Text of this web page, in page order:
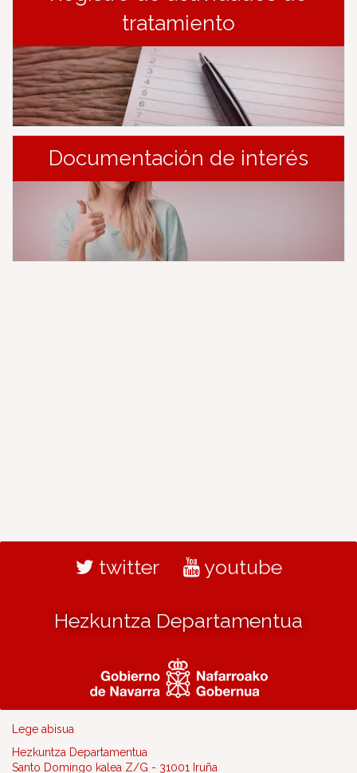
tratamiento
Documentación de interés
twitter youtube
Hezkuntza Departamentua
Lege abisua
Hezkuntza Departamentua
Santo Domingo kalea Z/G - 31001 Iruña